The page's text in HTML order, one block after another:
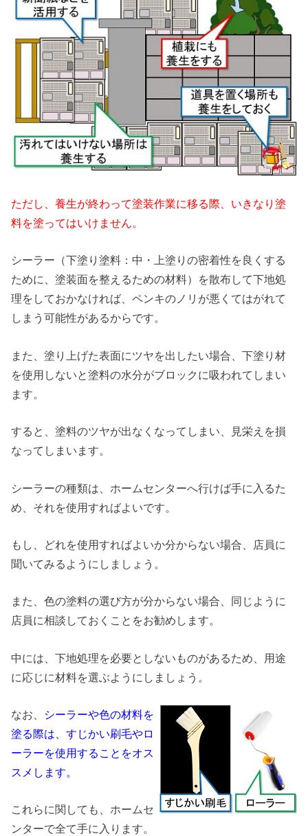
ただし、養生が終わって塗装作業に移る際、いきなり塗
料を塗ってはいけません。
シーラー（下塗り塗料：中・上塗りの密着性を良くする
ために、塗装面を整えるための材料）を散布して下地処
理をしておかなければ、ペンキのノリが悪くてはがれて
しまう可能性があるからです。
また、塗り上げた表面にツヤを出したい場合、下塗り材
を使用しないと塗料の水分がブロックに吸われてしまい
ます。
すると、塗料のツヤが出なくなってしまい、見栄えを損
なってしまいます。
シーラーの種類は、ホームセンターへ行けば手に入るた
め、それを使用すればよいです。
もし、どれを使用すればよいか分からない場合、店員に
聞いてみるようにしましょう。
また、色の塗料の選び方が分からない場合、同じように
店員に相談しておくことをお勧めします。
中には、下地処理を必要としないものがあるため、用途
に応じに材料を選ぶようにしましょう。
なお、 シーラーや色の材料を
塗る際は、すじかい刷毛やロ
ーラーを使用することをオス
スメします。
これらに関しても、ホームセ
ンターで全て手に入ります。